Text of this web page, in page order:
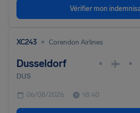
Vérifier mon
XC243 • Corendon Airlines
Dusseldorf • •
DUS
06/08/2026 18:40